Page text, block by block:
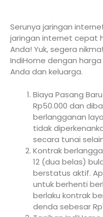
Serunya jaringan
jaringan internet cepat
Anda! Yuk, segera
IndiHome dengan
Anda dan keluarga.
Biaya Pasang
Rp50.000 dan
berlangganan
tidak
secara tunai
Kontrak
12 (dua belas)
berstatus aktif.
untuk berhenti
berlaku kontrak
denda sebesar